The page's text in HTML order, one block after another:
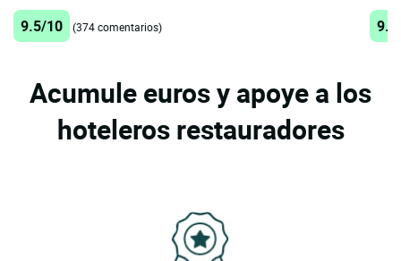
9.5/10 (374 comentarios)
Acumule euros y apoye a los
hoteleros restauradores